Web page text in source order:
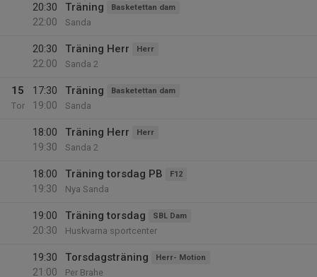
20:30
22:00
Träning Basketettan dam
Sanda
20:30
22:00
Träning Herr Herr
Sanda 2
15
Tor
17:30
19:00
Träning Basketettan dam
Sanda
18:00
19:30
Träning Herr Herr
Sanda 2
18:00
19:30
Träning torsdag PB F12
Nya Sanda
19:00
20:30
Träning torsdag SBL Dam
Huskvarna sportcenter
19:30
21:00
Torsdagsträning Herr- Motion
Per Brahe